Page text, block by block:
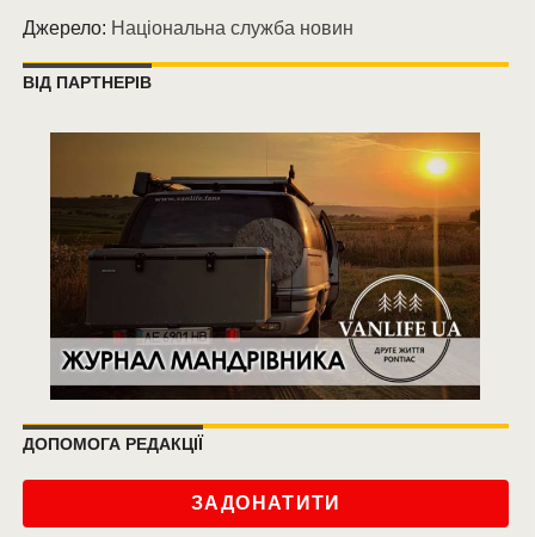
Джерело: Національна служба новин
ВІД ПАРТНЕРІВ
ДОПОМОГА РЕДАКЦІЇ
ЗАДОНАТИТИ